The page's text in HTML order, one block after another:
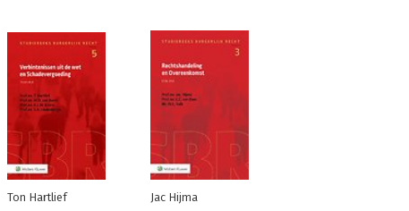
Ton Hartlief Jac Hijma